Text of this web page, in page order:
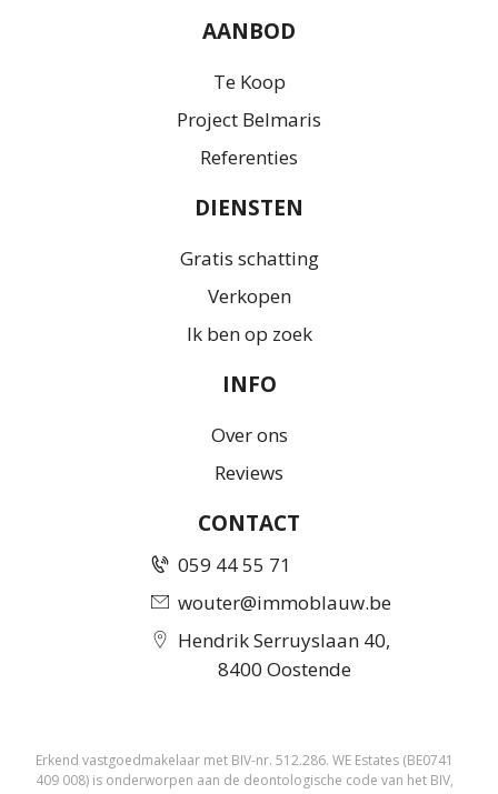
AANBOD
Te Koop
Project Belmaris
Referenties
DIENSTEN
Gratis schatting
Verkopen
Ik ben op zoek
INFO
Over ons
Reviews
CONTACT
059 44 55 71
wouter@immoblauw.be
Hendrik Serruyslaan 40,
8400 Oostende
Erkend vastgoedmakelaar met BIV-nr. 512.286. WE Estates (BE0741
409 008) is onderworpen aan de deontologische code van het BIV,